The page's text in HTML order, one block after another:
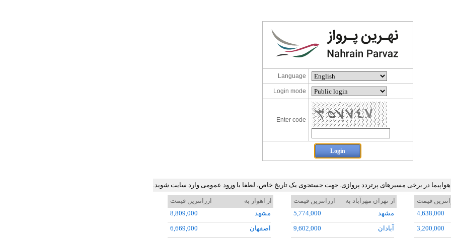
Language
Login mode
Enter code
هواپیما در برخی مسیرهای پرتردد پروازی. جهت جستجوی یک تاریخ خاص، لطفا با ورود عمومی وارد سایت شوید.
قیمت
4,638,000
3,200,000
از تهران مهرآباد به
ارزانترین قیمت
مشهد
5,774,000
آبادان
9,602,000
از اهواز به
ارزانترین قیمت
مشهد
8,809,000
اصفهان
6,669,000